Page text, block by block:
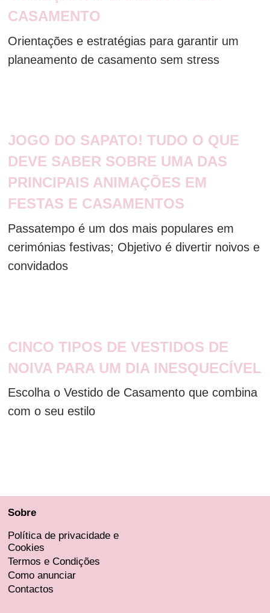
CASAMENTO
Orientações e estratégias para garantir um
planeamento de casamento sem stress
JOGO DO SAPATO! TUDO O QUE
DEVE SABER SOBRE UMA DAS
PRINCIPAIS ANIMAÇÕES EM
FESTAS E CASAMENTOS
Passatempo é um dos mais populares em
cerimónias festivas; Objetivo é divertir noivos e
convidados
CINCO TIPOS DE VESTIDOS DE
NOIVA PARA UM DIA INESQUECÍVEL
Escolha o Vestido de Casamento que combina
com o seu estilo
Sobre
Política de privacidade e
Cookies
Termos e Condições
Como anunciar
Contactos